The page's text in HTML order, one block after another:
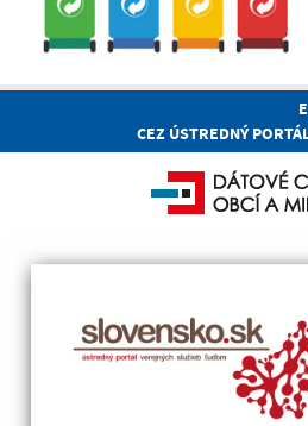
CEZ ÚSTREDNÝ